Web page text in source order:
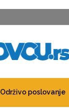
Održivo poslovanje